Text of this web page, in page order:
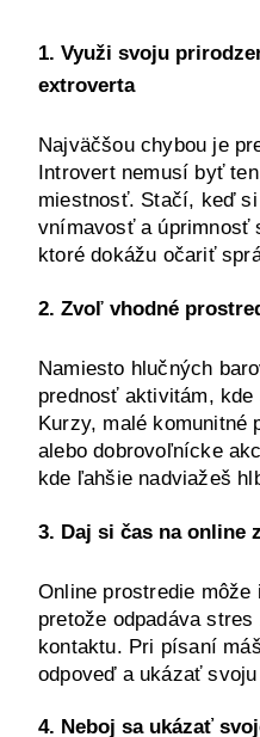
1. Využi svoju
extroverta
Najväčšou chybou je
Introvert nemusí byť
miestnosť. Stačí, keď
vnímavosť a úprimnosť
ktoré dokážu očariť
2. Zvoľ vhodné
Namiesto hlučných
prednosť aktivitám,
Kurzy, malé komunitné
alebo dobrovoľnícke
kde ľahšie nadviažeš
3. Daj si čas na online
Online prostredie
pretože odpadáva
kontaktu. Pri písaní
odpoveď a ukázať
4. Neboj sa ukázať